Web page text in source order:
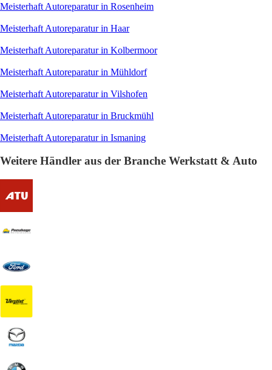
Meisterhaft Autoreparatur in Rosenheim
Meisterhaft Autoreparatur in Haar
Meisterhaft Autoreparatur in Kolbermoor
Meisterhaft Autoreparatur in Mühldorf
Meisterhaft Autoreparatur in Vilshofen
Meisterhaft Autoreparatur in Bruckmühl
Meisterhaft Autoreparatur in Ismaning
Weitere Händler aus der Branche Werkstatt & Auto